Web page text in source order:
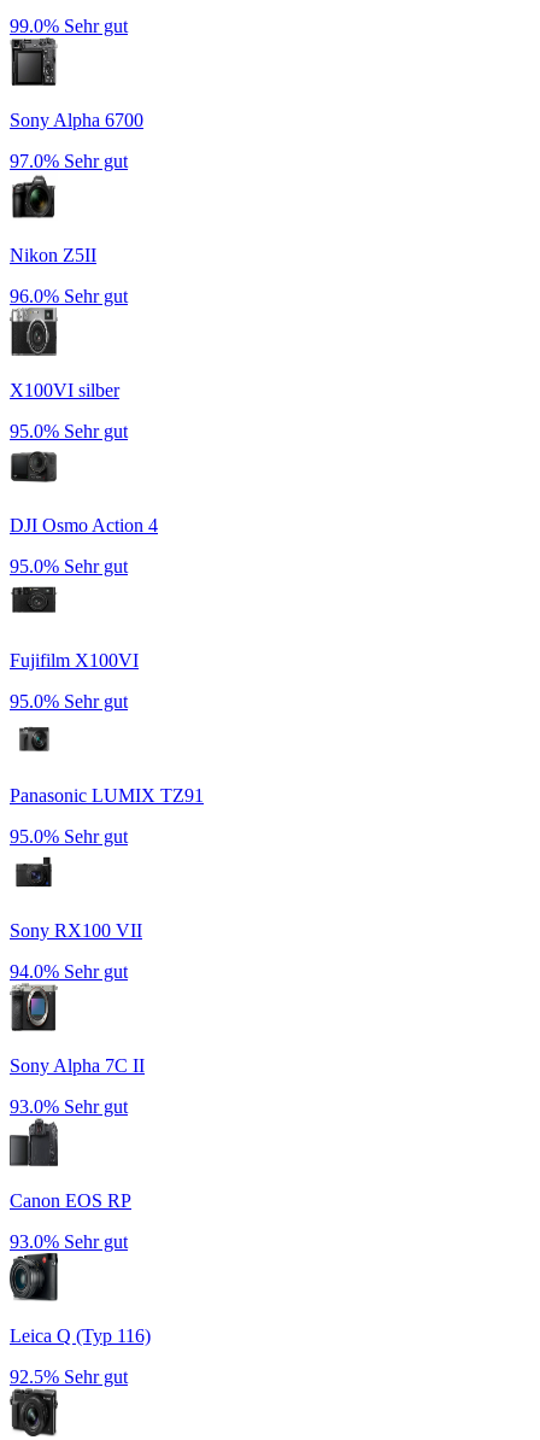
99.0% Sehr gut
Sony Alpha 6700
97.0% Sehr gut
Nikon Z5II
96.0% Sehr gut
X100VI silber
95.0% Sehr gut
DJI Osmo Action 4
95.0% Sehr gut
Fujifilm X100VI
95.0% Sehr gut
Panasonic LUMIX TZ91
95.0% Sehr gut
Sony RX100 VII
94.0% Sehr gut
Sony Alpha 7C II
93.0% Sehr gut
Canon EOS RP
93.0% Sehr gut
Leica Q (Typ 116)
92.5% Sehr gut